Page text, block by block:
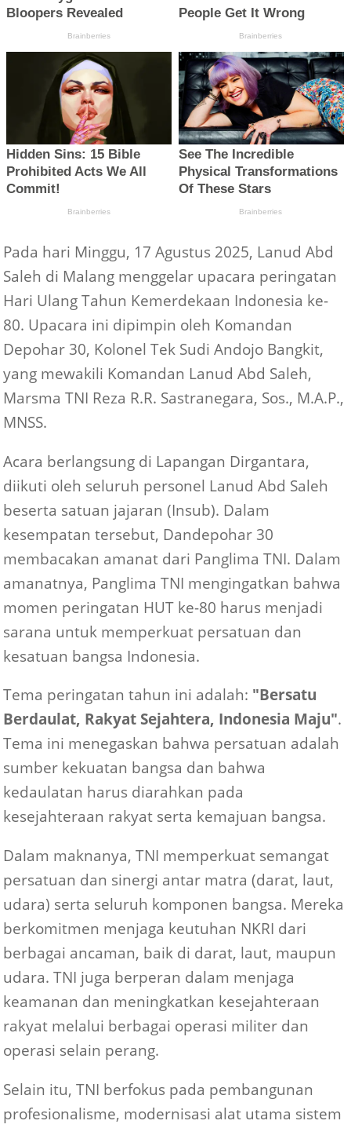
Pada hari Minggu, 17 Agustus 2025, Lanud Abd
Saleh di Malang menggelar upacara peringatan
Hari Ulang Tahun Kemerdekaan Indonesia ke-
80. Upacara ini dipimpin oleh Komandan
Depohar 30, Kolonel Tek Sudi Andojo Bangkit,
yang mewakili Komandan Lanud Abd Saleh,
Marsma TNI Reza R.R. Sastranegara, Sos., M.A.P.,
MNSS.
Acara berlangsung di Lapangan Dirgantara,
diikuti oleh seluruh personel Lanud Abd Saleh
beserta satuan jajaran (Insub). Dalam
kesempatan tersebut, Dandepohar 30
membacakan amanat dari Panglima TNI. Dalam
amanatnya, Panglima TNI mengingatkan bahwa
momen peringatan HUT ke-80 harus menjadi
sarana untuk memperkuat persatuan dan
kesatuan bangsa Indonesia.
Tema peringatan tahun ini adalah: "Bersatu
Berdaulat, Rakyat Sejahtera, Indonesia Maju".
Tema ini menegaskan bahwa persatuan adalah
sumber kekuatan bangsa dan bahwa
kedaulatan harus diarahkan pada
kesejahteraan rakyat serta kemajuan bangsa.
Dalam maknanya, TNI memperkuat semangat
persatuan dan sinergi antar matra (darat, laut,
udara) serta seluruh komponen bangsa. Mereka
berkomitmen menjaga keutuhan NKRI dari
berbagai ancaman, baik di darat, laut, maupun
udara. TNI juga berperan dalam menjaga
keamanan dan meningkatkan kesejahteraan
rakyat melalui berbagai operasi militer dan
operasi selain perang.
Selain itu, TNI berfokus pada pembangunan
profesionalisme, modernisasi alat utama sistem